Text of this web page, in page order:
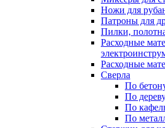
Ножи для
Патроны для
Пилки,
Расходные
Расходные
Сверла
По
По
По
По